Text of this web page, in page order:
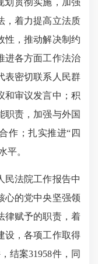
划贯彻实施，加强
，着力提高立法质
性，推动解决制约
进各方面工作法治
表密切联系人民群
和审议发言中；积
职责，加强与外国
作；扎实推进“四
平。
法院工作报告中
心的党中央坚强领
律赋予的职责，着
设，各项工作取得
结案31958件，同